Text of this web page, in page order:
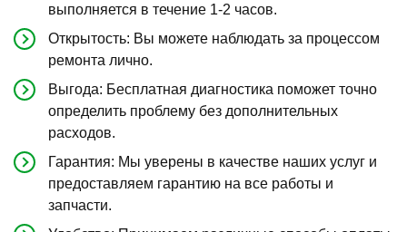
выполняется в течение 1-2 часов.
Открытость: Вы можете наблюдать за процессом
ремонта лично.
Выгода: Бесплатная диагностика поможет точно
определить проблему без дополнительных
расходов.
Гарантия: Мы уверены в качестве наших услуг и
предоставляем гарантию на все работы и
запчасти.